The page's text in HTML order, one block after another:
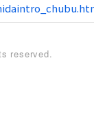
reserved.